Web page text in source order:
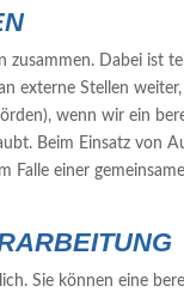
Dabei ist
externe Stellen
wenn wir ein
Beim Einsatz von
einer
Sie können eine